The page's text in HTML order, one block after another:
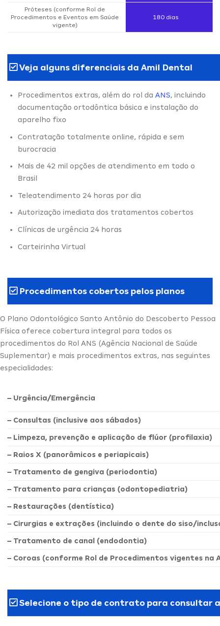
Próteses (conforme Rol de
Procedimentos e Eventos em Saúde
vigente)
180 dias
Veja alguns diferenciais da Amil Dental
Procedimentos extras, além do rol da ANS, incluindo
documentação ortodôntica básica e instalação do
aparelho fixo
Contratação totalmente online, rápida e sem
burocracia
Mais de 42 mil opções de atendimento em todo o
Brasil
Teleatendimento 24 horas por dia
Autorização imediata dos tratamentos cobertos
Clínicas de urgência 24 horas
Carteirinha Virtual
Procedimentos cobertos pelos planos
O Plano Odontológico Santo Antônio do Descoberto Pessoa
Física oferece cobertura integral para todos os
procedimentos do Rol ANS (Agência Nacional de Saúde
Suplementar) e mais procedimentos extras, nas seguintes
especialidades:
– Urgência/Emergência
– Consultas (inclusive aos sábados)
– Limpeza, prevenção e aplicação de flúor (profilaxia)
– Raios X (panorâmicos e periapicais)
– Tratamento de gengiva (periodontia)
– Tratamento para crianças (odontopediatria)
– Restaurações (dentística)
– Cirurgias e extrações (incluindo o dente do siso/
– Tratamento de canal (endodontia)
– Coroas (conforme Rol de Procedimentos vigentes na
Selecione o tipo de contrato para consultar